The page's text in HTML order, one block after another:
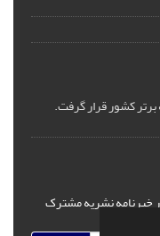
کشور قرار گرفت.
خبرنامه نشریه مشترک